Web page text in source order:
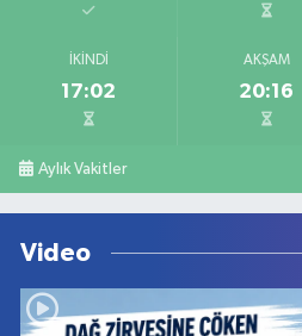
İKINDI
17:02
AKŞAM
20:16
Aylık Vakitler
Video